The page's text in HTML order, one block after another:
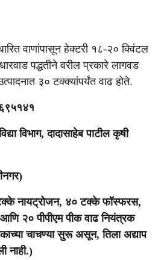
वाणांपासून हेक्टरी १८-२० क्विंटल
पद्धतीने वरील प्रकारे लागवड
३० टक्क्यांपर्यंत वाढ होते.
विभाग, दादासाहेब पाटील कृषी
नायट्रोजन, ४० टक्के फॉस्फरस,
२० पीपीएम पीक वाढ नियंत्रक
चाचण्या सुरू असून, तिला अद्याप
नाही.)